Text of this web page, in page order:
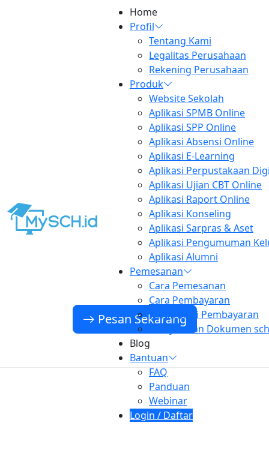
Home
Profil
Tentang Kami
Legalitas Perusahaan
Rekening Perusahaan
Produk
Website Sekolah
Aplikasi SPMB Online
Aplikasi SPP Online
Aplikasi Absensi Online
Aplikasi E-Learning
Aplikasi Perpustakaan
Aplikasi Ujian CBT Online
Aplikasi Raport Online
Aplikasi Konseling
Aplikasi Sarpras & Aset
Aplikasi Pengumuman
Aplikasi Alumni
Pemesanan
Cara Pemesanan
Cara Pembayaran
Konfirmasi Pembayaran
Persyaratan Dokumen
Blog
Bantuan
FAQ
Panduan
Webinar
Login / Daftar
Pesan Sekarang